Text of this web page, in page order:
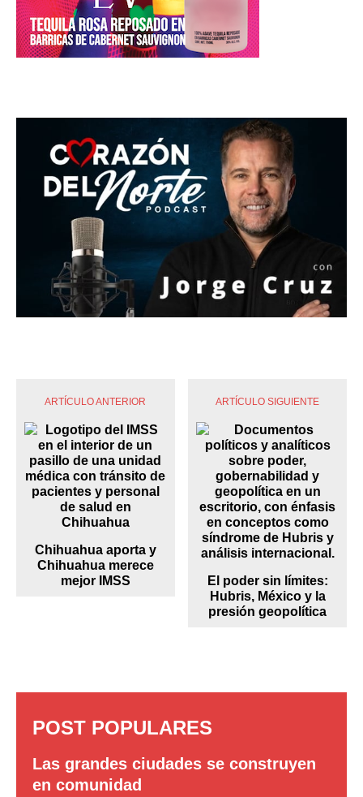
ARTÍCULO ANTERIOR
Chihuahua aporta y
Chihuahua merece
mejor IMSS
ARTÍCULO SIGUIENTE
El poder sin límites:
Hubris, México y la
presión geopolítica
POST POPULARES
Las grandes ciudades se construyen
en comunidad